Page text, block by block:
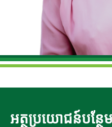
អត្ថប្រយោជន៍បន្ថែ